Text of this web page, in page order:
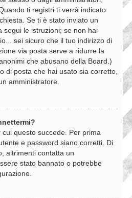
ti registri ti verrà indicato
Se ti è stato inviato un
segui le istruzioni; se non hai
sei sicuro che il tuo indirizzo di
via posta serve a ridurre la
che abusano della Board.)
di posta che hai usato sia corretto,
amministratore.
questo succede. Per prima
e password siano corretti. Di
altrimenti contatta un
stato bannato o potrebbe